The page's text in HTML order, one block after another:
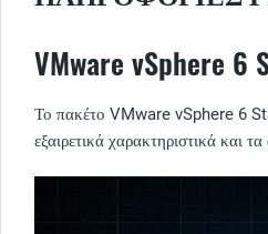
VMware vSphere 6
Το πακέτο VMware vSphere 6
εξαιρετικά χαρακτηριστικά και